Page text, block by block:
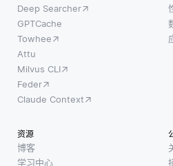
Deep Searcher
GPTCache
Towhee
Attu
Milvus CLI
Feder
Claude Context
资源
博客
学习中心